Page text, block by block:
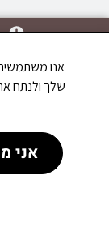
שלך ולנתח
אני